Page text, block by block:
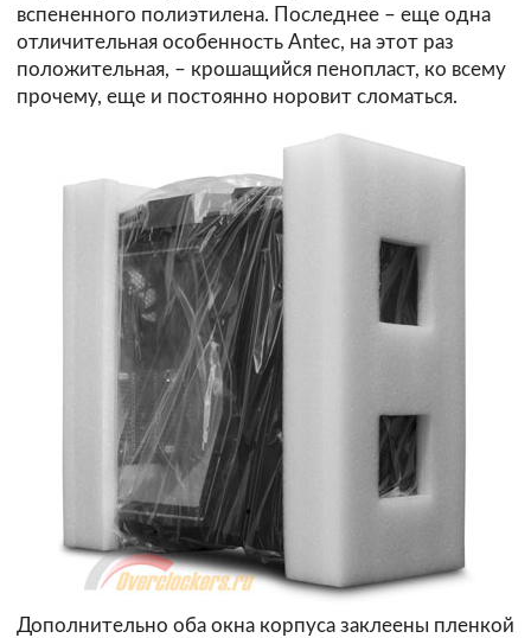
вспененного полиэтилена. Последнее – еще одна
отличительная особенность Antec, на этот раз
положительная, – крошащийся пенопласт, ко всему
прочему, еще и постоянно норовит сломаться.
Дополнительно оба окна корпуса заклеены пленкой